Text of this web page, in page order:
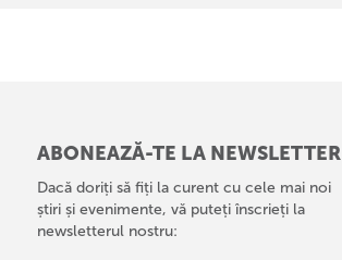
ABONEAZĂ-TE LA NEWSLETTER
Dacă doriți să fiți la curent cu cele mai noi
știri și evenimente, vă puteți înscrieți la
newsletterul nostru: